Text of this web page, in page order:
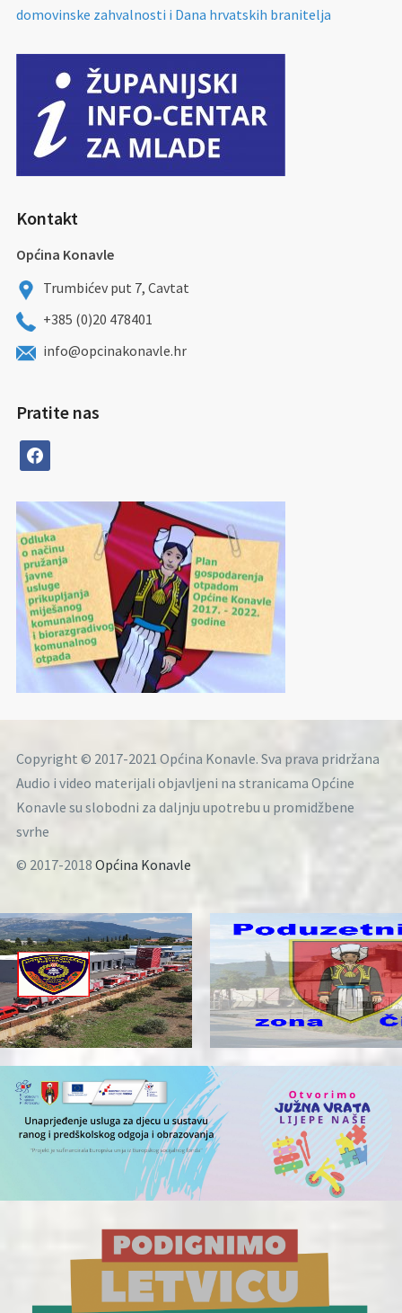
domovinske zahvalnosti i Dana hrvatskih branitelja
Kontakt
Općina Konavle
Trumbićev put 7, Cavtat
+385 (0)20 478401
info@opcinakonavle.hr
Pratite nas
facebook
Copyright © 2017-2021 Općina Konavle. Sva prava pridržana
Audio i video materijali objavljeni na stranicama Općine
Konavle su slobodni za daljnju upotrebu u promidžbene
svrhe
© 2017-2018 Općina Konavle